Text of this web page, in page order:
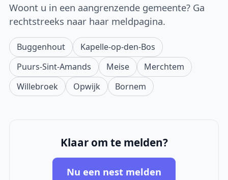
Woont u in een aangrenzende gemeente? Ga
rechtstreeks naar haar meldpagina.
Buggenhout
Kapelle-op-den-Bos
Puurs-Sint-Amands
Meise
Merchtem
Willebroek
Opwijk Bornem
Klaar om te melden?
Nu een nest melden